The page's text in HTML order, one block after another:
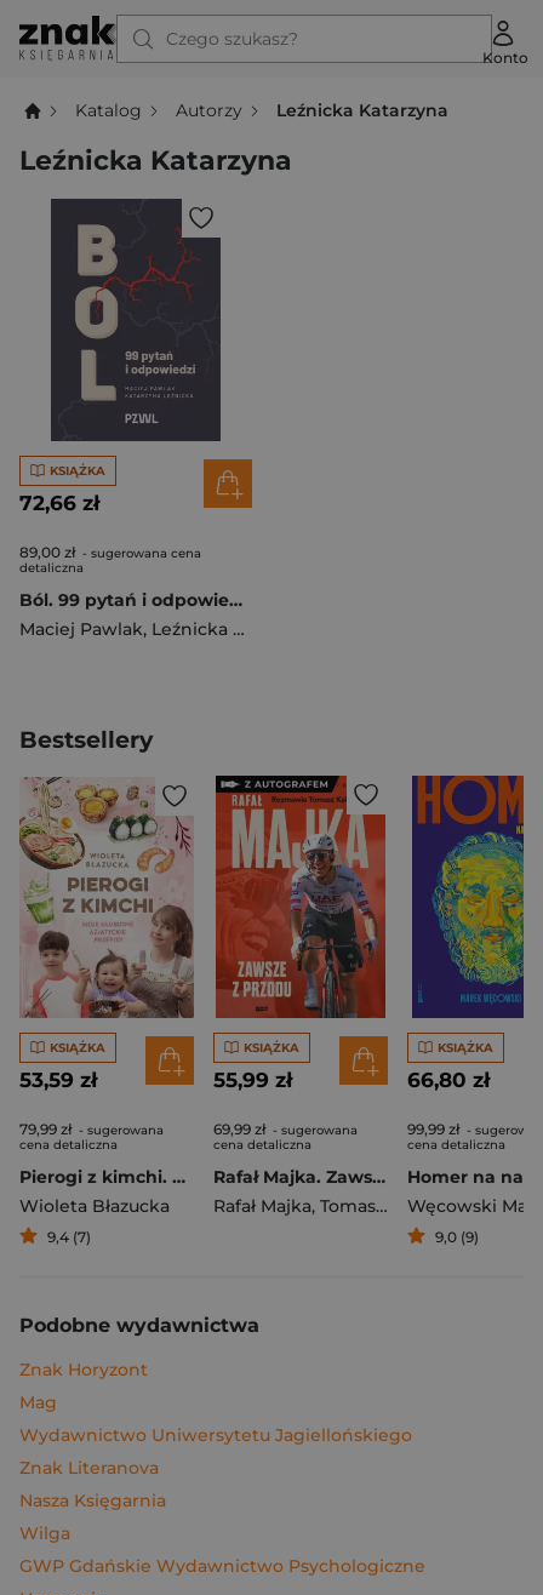
Czego szukasz?
Konto
Katalog Autorzy Leźnicka Katarzyna
Leźnicka Katarzyna
KSIĄŻKA
72,66 zł
89,00 zł - sugerowana cena
detaliczna
Ból. 99 pytań i odpowiedzi
Maciej Pawlak, Leźnicka Katarzyna
Bestsellery
KSIĄŻKA
53,59 zł
79,99 zł - sugerowana
cena detaliczna
Pierogi z kimchi. Moje ulubione azjatyckie przepisy
Wioleta Błazucka
9,4 (7)
KSIĄŻKA
55,99 zł
69,99 zł - sugerowana
cena detaliczna
Rafał Majka. Zawsze z przodu. Rozmawia Tomasz Kalemba - książka z autografem
Rafał Majka, Tomasz Kalemba
KSIĄŻKA
66,80 zł
99,99 zł -
cena detaliczna
Węcowski
9,0 (9)
Podobne wydawnictwa
Znak Horyzont
Mag
Wydawnictwo Uniwersytetu Jagiellońskiego
Znak Literanova
Nasza Księgarnia
Wilga
GWP Gdańskie Wydawnictwo Psychologiczne